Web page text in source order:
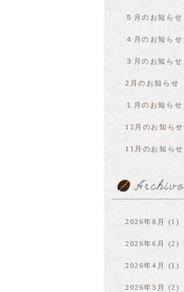
５月のお知らせ
４月のお知らせ
３月のお知らせ
2月のお知らせ
１月のお知らせ
12月のお知らせ
11月のお知らせ
2026年8月 (1)
2026年6月 (2)
2026年4月 (1)
2026年3月 (2)